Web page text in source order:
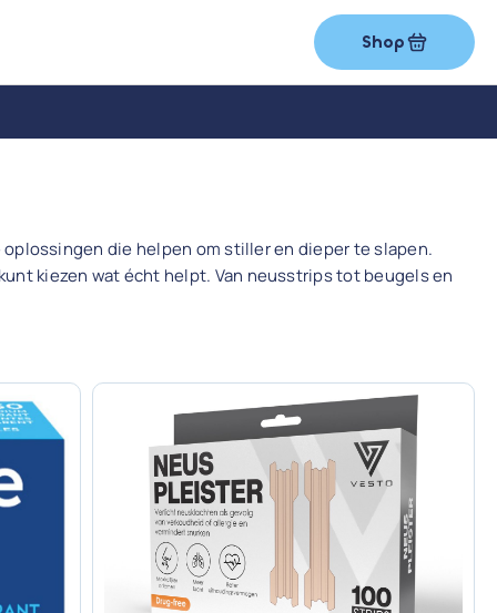
Shop
die helpen om stiller en dieper te slapen.
kiezen wat écht helpt. Van neusstrips tot beugels en